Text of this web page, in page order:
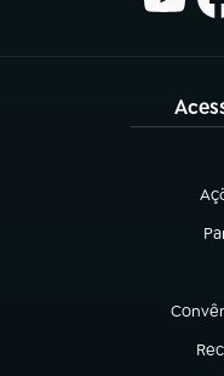
(abre